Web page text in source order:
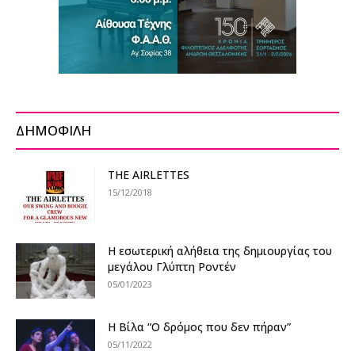
ΔΗΜΟΦΙΛΗ
THE AIRLETTES
15/12/2018
Η εσωτερική αλήθεια της δημιουργίας του
μεγάλου Γλύπτη Ροντέν
05/01/2023
H Βίλα “Ο δρόμος που δεν πήραν”
05/11/2022